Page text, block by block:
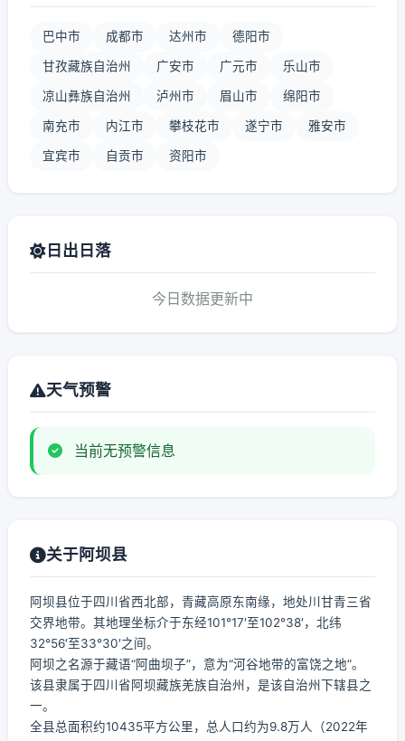
巴中市 成都市 达州市 德阳市
甘孜藏族自治州 广安市 广元市 乐山市
凉山彝族自治州 泸州市 眉山市 绵阳市
南充市 内江市 攀枝花市 遂宁市 雅安市
宜宾市 自贡市 资阳市
日出日落
今日数据更新中
天气预警
当前无预警信息
关于阿坝县
阿坝县位于四川省西北部，青藏高原东南缘，地处川甘青三省
交界地带。其地理坐标介于东经101°17′至102°38′，北纬
32°56′至33°30′之间。
阿坝之名源于藏语“阿曲坝子”，意为“河谷地带的富饶之地”。
该县隶属于四川省阿坝藏族羌族自治州，是该自治州下辖县之
一。
全县总面积约10435平方公里，总人口约为9.8万人（2022年